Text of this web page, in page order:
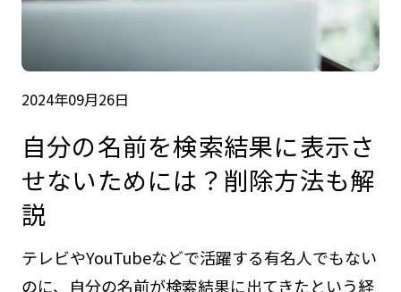
2024年09月26日
自分の名前を検索結果に表示さ
せないためには？削除方法も解
説
テレビやYouTubeなどで活躍する有名人でもない
のに、自分の名前が検索結果に出てきたという経